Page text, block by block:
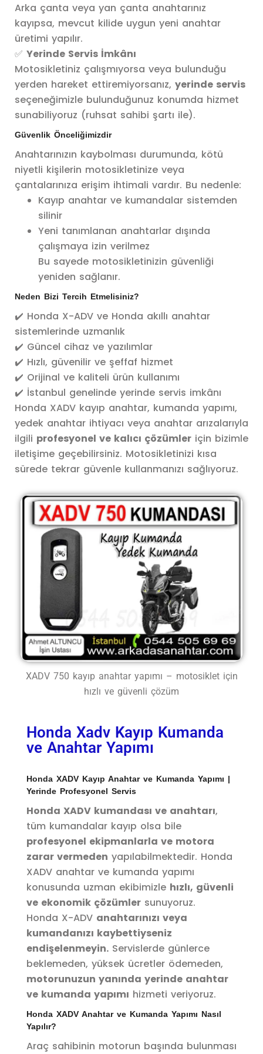
Arka çanta veya yan çanta anahtarınız
kayıpsa, mevcut kilide uygun yeni anahtar
üretimi yapılır.
✅ Yerinde Servis İmkânı
Motosikletiniz çalışmıyorsa veya bulunduğu
yerden hareket ettiremiyorsanız, yerinde servis
seçeneğimizle bulunduğunuz konumda hizmet
sunabiliyoruz (ruhsat sahibi şartı ile).
Güvenlik Önceliğimizdir
Anahtarınızın kaybolması durumunda, kötü
niyetli kişilerin motosikletinize veya
çantalarınıza erişim ihtimali vardır. Bu nedenle:
Kayıp anahtar ve kumandalar sistemden
silinir
Yeni tanımlanan anahtarlar dışında
çalışmaya izin verilmez
Bu sayede motosikletinizin güvenliği
yeniden sağlanır.
Neden Bizi Tercih Etmelisiniz?
✔️ Honda X-ADV ve Honda akıllı anahtar
sistemlerinde uzmanlık
✔️ Güncel cihaz ve yazılımlar
✔️ Hızlı, güvenilir ve şeffaf hizmet
✔️ Orijinal ve kaliteli ürün kullanımı
✔️ İstanbul genelinde yerinde servis imkânı
Honda XADV kayıp anahtar, kumanda yapımı,
yedek anahtar ihtiyacı veya anahtar arızalarıyla
ilgili profesyonel ve kalıcı çözümler için bizimle
iletişime geçebilirsiniz. Motosikletinizi kısa
sürede tekrar güvenle kullanmanızı sağlıyoruz.
XADV 750 kayıp anahtar yapımı – motosiklet için
hızlı ve güvenli çözüm
Honda Xadv Kayıp Kumanda
ve Anahtar Yapımı
Honda XADV Kayıp Anahtar ve Kumanda Yapımı |
Yerinde Profesyonel Servis
Honda XADV kumandası ve anahtarı,
tüm kumandalar kayıp olsa bile
profesyonel ekipmanlarla ve motora
zarar vermeden yapılabilmektedir. Honda
XADV anahtar ve kumanda yapımı
konusunda uzman ekibimizle hızlı, güvenli
ve ekonomik çözümler sunuyoruz.
Honda X-ADV anahtarınızı veya
kumandanızı kaybettiyseniz
endişelenmeyin. Servislerde günlerce
beklemeden, yüksek ücretler ödemeden,
motorunuzun yanında yerinde anahtar
ve kumanda yapımı hizmeti veriyoruz.
Honda XADV Anahtar ve Kumanda Yapımı Nasıl
Yapılır?
Araç sahibinin motorun başında bulunması